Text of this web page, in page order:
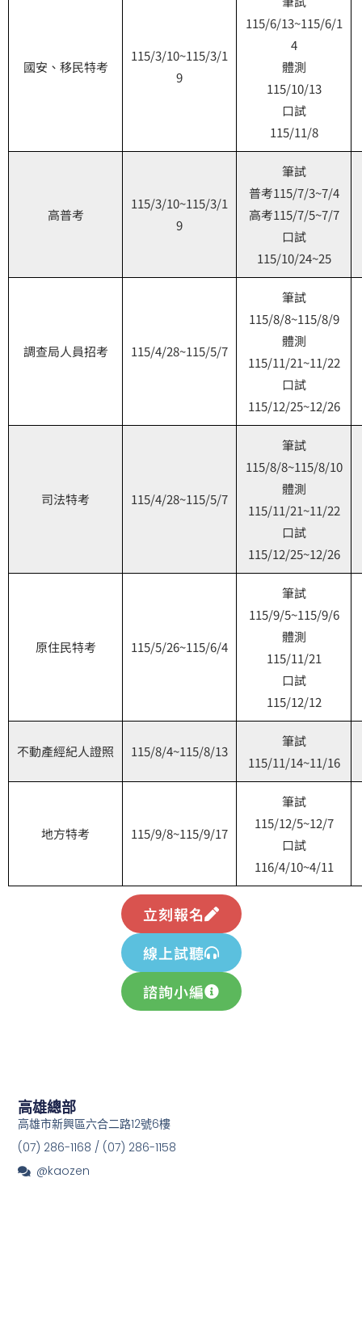
國安、移民特考
115/3/10~115/3/1
9
115/6/13~115/6/1
4
體測
115/10/13
口試
115/11/8
高普考
115/3/10~115/3/1
9
筆試
普考115/7/3~7/4
高考115/7/5~7/7
口試
115/10/24~25
調查局人員招考 115/4/28~115/5/7
筆試
115/8/8~115/8/9
體測
115/11/21~11/22
口試
115/12/25~12/26
司法特考 115/4/28~115/5/7
筆試
115/8/8~115/8/10
體測
115/11/21~11/22
口試
115/12/25~12/26
原住民特考 115/5/26~115/6/4
筆試
115/9/5~115/9/6
體測
115/11/21
口試
115/12/12
不動產經紀人證照 115/8/4~115/8/13
筆試
115/11/14~11/16
地方特考 115/9/8~115/9/17
筆試
115/12/5~12/7
口試
116/4/10~4/11
立刻報名
線上試聽
諮詢小編
高雄總部
高雄市新興區六合二路12號6樓
(07) 286-1168 / (07) 286-1158
@kaozen